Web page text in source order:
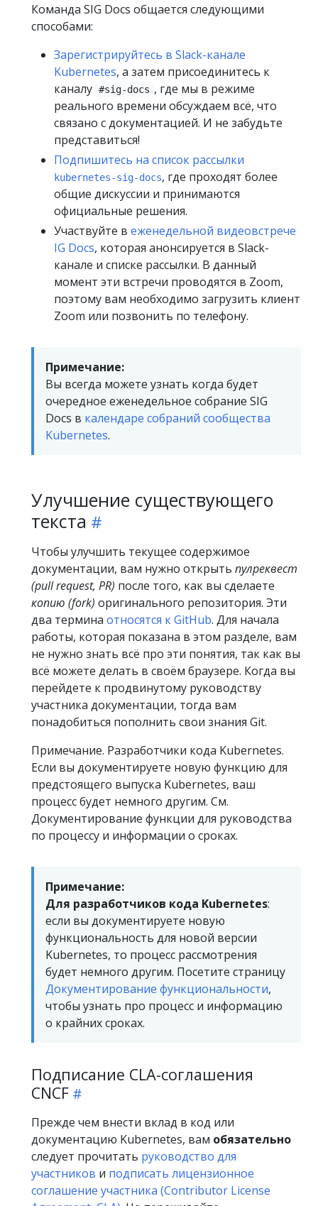
Команда SIG Docs общается следующими
способами:
Зарегистрируйтесь в Slack-канале
Kubernetes, а затем присоединитесь к
каналу #sig-docs , где мы в режиме
реального времени обсуждаем всё, что
связано с документацией. И не забудьте
представиться!
Подпишитесь на список рассылки
kubernetes-sig-docs, где проходят более
общие дискуссии и принимаются
официальные решения.
Участвуйте в еженедельной видеовстрече
IG Docs, которая анонсируется в Slack-
канале и списке рассылки. В данный
момент эти встречи проводятся в Zoom,
поэтому вам необходимо загрузить клиент
Zoom или позвонить по телефону.
Примечание:
Вы всегда можете узнать когда будет
очередное еженедельное собрание SIG
Docs в календаре собраний сообщества
Kubernetes.
Улучшение существующего
текста
Чтобы улучшить текущее содержимое
документации, вам нужно открыть пулреквест
(pull request, PR) после того, как вы сделаете
копию (fork) оригинального репозитория. Эти
два термина относятся к GitHub. Для начала
работы, которая показана в этом разделе, вам
не нужно знать всё про эти понятия, так как вы
всё можете делать в своём браузере. Когда вы
перейдете к продвинутому руководству
участника документации, тогда вам
понадобиться пополнить свои знания Git.
Примечание. Разработчики кода Kubernetes.
Если вы документируете новую функцию для
предстоящего выпуска Kubernetes, ваш
процесс будет немного другим. См.
Документирование функции для руководства
по процессу и информации о сроках.
Примечание:
Для разработчиков кода Kubernetes:
если вы документируете новую
функциональность для новой версии
Kubernetes, то процесс рассмотрения
будет немного другим. Посетите страницу
Документирование функциональности,
чтобы узнать про процесс и информацию
о крайних сроках.
Подписание CLA-соглашения
CNCF
Прежде чем внести вклад в код или
документацию Kubernetes, вам обязательно
следует прочитать руководство для
участников и подписать лицензионное
соглашение участника (Contributor License